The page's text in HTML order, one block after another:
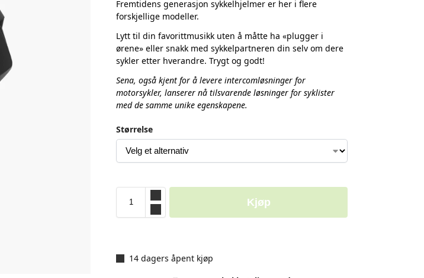
Fremtidens generasjon sykkelhjelmer er her i flere
forskjellige modeller.
Lytt til din favorittmusikk uten å måtte ha «plugger i
ørene» eller snakk med sykkelpartneren din selv om dere
sykler etter hverandre. Trygt og godt!
Sena, også kjent for å levere intercomløsninger for
motorsykler, lanserer nå tilsvarende løsninger for syklister
med de samme unike egenskapene.
Størrelse
Kjøp
14 dagers åpent kjøp